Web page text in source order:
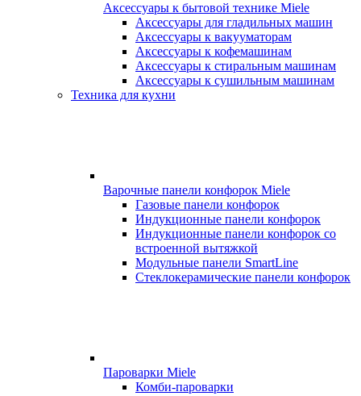
Аксессуары к бытовой технике Miele
Аксессуары для гладильных машин
Аксессуары к вакууматорам
Аксессуары к кофемашинам
Аксессуары к стиральным машинам
Аксессуары к сушильным машинам
Техника для кухни
Варочные панели конфорок Miele
Газовые панели конфорок
Индукционные панели конфорок
Индукционные панели конфорок со
встроенной вытяжкой
Модульные панели SmartLine
Стеклокерамические панели конфорок
Пароварки Miele
Комби-пароварки